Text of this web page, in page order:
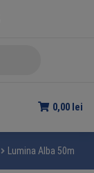
0,00 lei
Lumina Alba 50m